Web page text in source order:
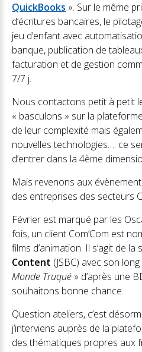
QuickBooks ». Sur le même
d’écritures bancaires, le
jeu d’enfant avec
banque, publication de
facturation et de gestion
7/7 j.
Nous contactons petit à petit
« basculons » sur la
de leur complexité mais
nouvelles technologies…. ce
d’entrer dans la 4ème
Mais revenons aux
des entreprises des secteurs
Février est marqué par les
fois, un client Com’Com est
films d’animation. Il s’agit de la
Content (JSBC) avec son
Monde Truqué » d’après une
souhaitons bonne chance.
Question ateliers, c’est
j’interviens auprès de la
des thématiques propres aux